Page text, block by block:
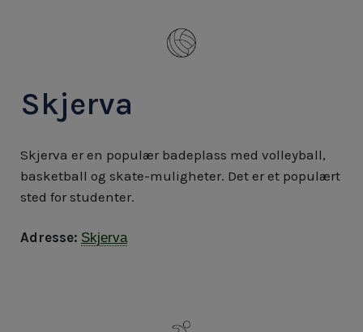
Skjerva
Skjerva er en populær badeplass med volleyball,
basketball og skate-muligheter. Det er et populært
sted for studenter.
Adresse: Skjerva